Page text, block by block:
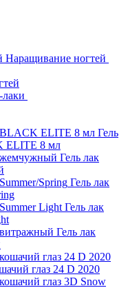
Наращивание ногтей
лаки
Гель
ELITE 8 мл
Гель лак
Гель лак
Гель лак
Гель лак
глаз 24 D 2020